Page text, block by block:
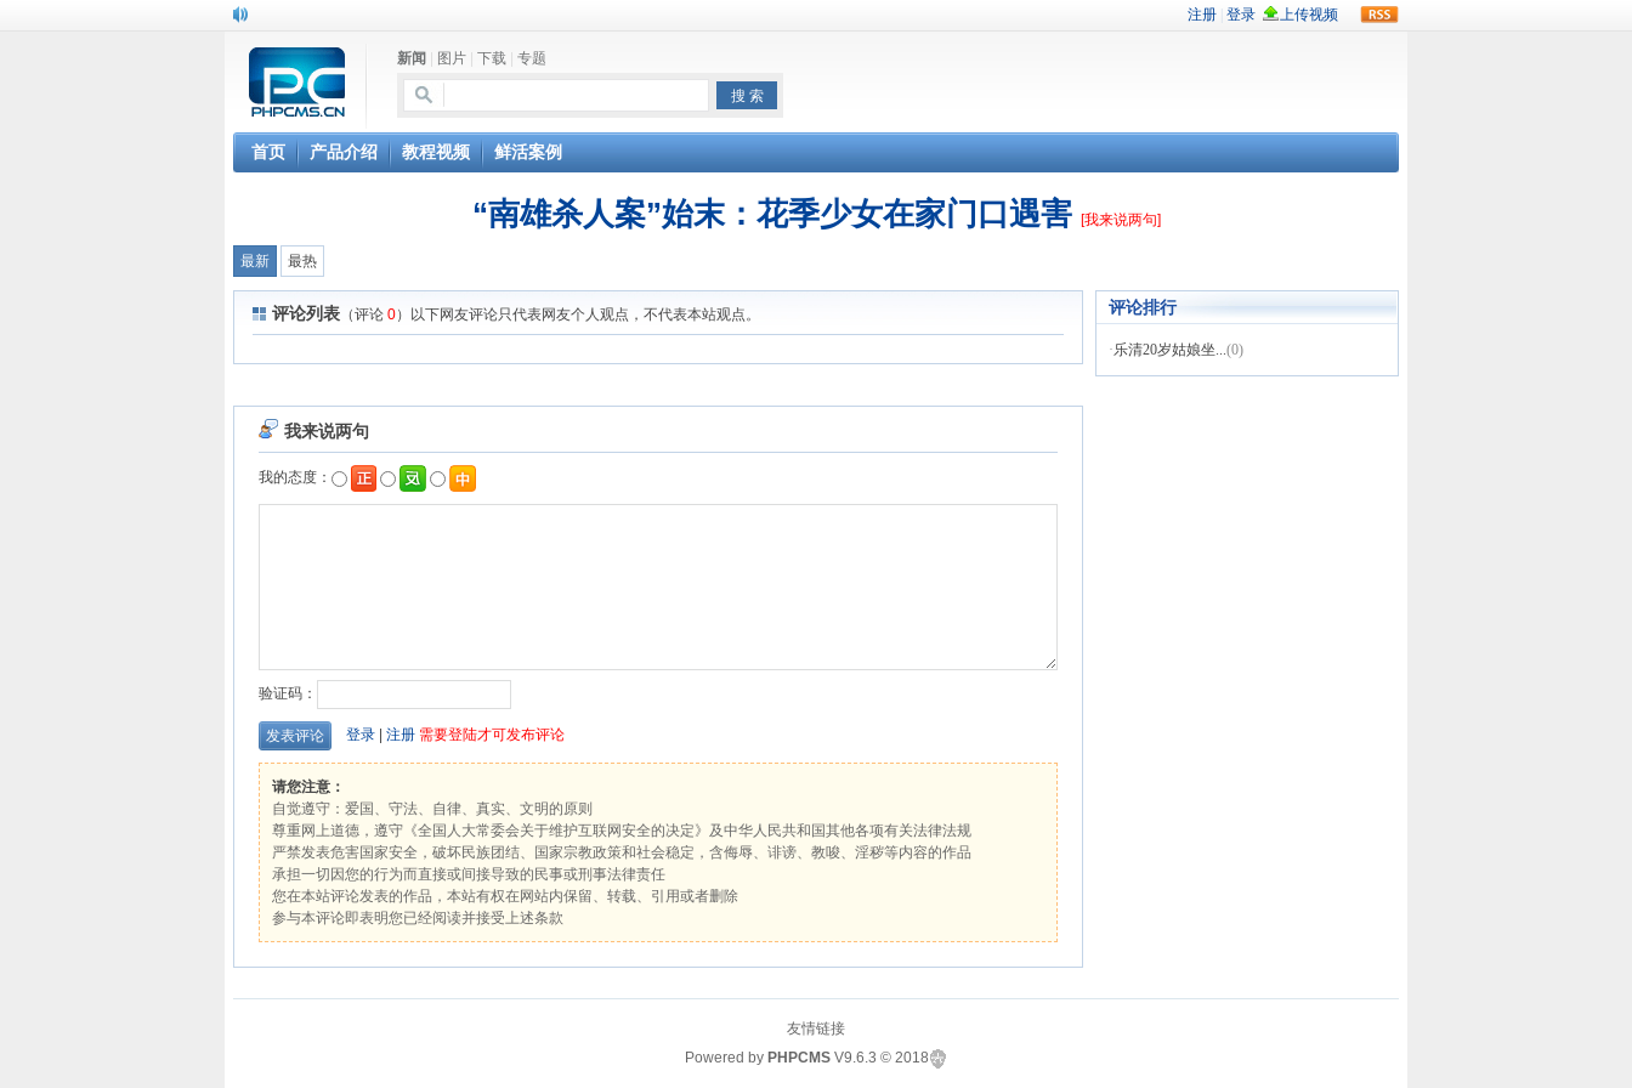
新闻 图片 下载 专题
首页 产品介绍 教程视频 鲜活案例
“南雄杀人案”始末：花季少女在家门口遇害 [我来说两句]
最新 最热
评论列表 （评论 0）以下网友评论只代表网友个人观点，不代表本站观点。
我来说两句
我的态度：
验证码：
登录 注册 需要登陆才可发布评论
请您注意：
自觉遵守：爱国、守法、自律、真实、文明的原则
尊重网上道德，遵守《全国人大常委会关于维护互联网安全的决定》及中华人民共和国其他各项有关法律法规
严禁发表危害国家安全，破坏民族团结、国家宗教政策和社会稳定，含侮辱、诽谤、教唆、淫秽等内容的作品
承担一切因您的行为而直接或间接导致的民事或刑事法律责任
您在本站评论发表的作品，本站有权在网站内保留、转载、引用或者删除
参与本评论即表明您已经阅读并接受上述条款
评论排行
·乐清20岁姑娘坐...(0)
友情链接
Powered by PHPCMS V9.6.3 © 2018